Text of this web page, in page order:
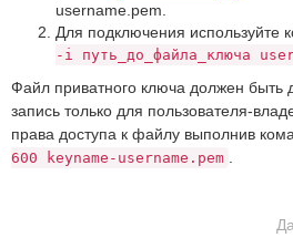
username.pem.
Для подключения используйте
-i путь_до_файла_ключа
Файл приватного ключа должен быть
запись только для пользователя-
права доступа к файлу выполнив
600 keyname-username.pem